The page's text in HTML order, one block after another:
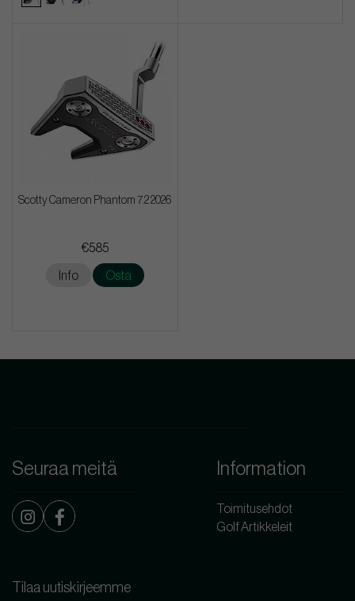
Scotty Cameron Phantom 7.2 2026
€585
Info Osta
Seuraa meitä Information
Toimitusehdot
Golf Artikkeleit
Tilaa uutiskirjeemme